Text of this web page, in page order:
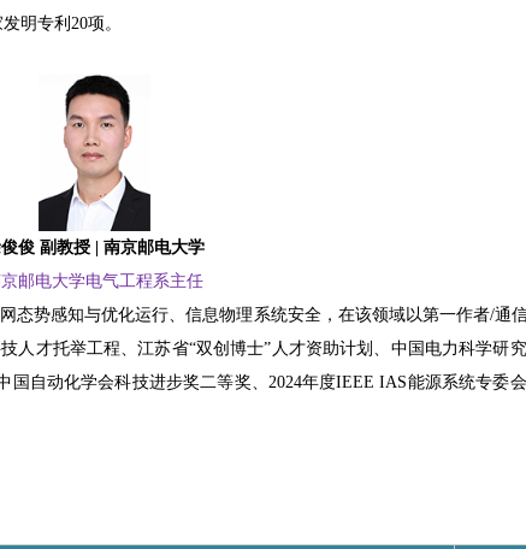
明专利20项。
俊 副教授 | 南京邮电大学
邮电大学电气工程系主任
势感知与优化运行、信息物理系统安全，在该领域以第一作者/通
才托举工程、江苏省“双创博士”人才资助计划、中国电力科学研
国自动化学会科技进步奖二等奖、2024年度IEEE IAS能源系统专委